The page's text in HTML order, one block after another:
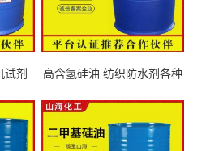
试剂
高含氢硅油 纺织防水剂各种